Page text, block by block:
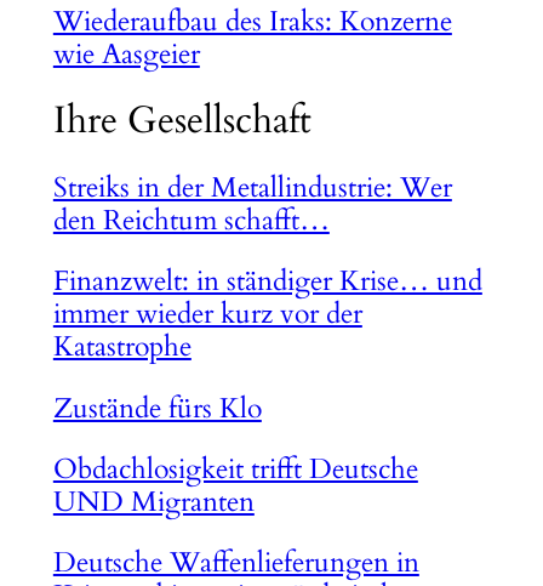
Wiederaufbau des Iraks: Konzerne
wie Aasgeier
Ihre Gesellschaft
Streiks in der Metallindustrie: Wer
den Reichtum schafft…
Finanzwelt: in ständiger Krise… und
immer wieder kurz vor der
Katastrophe
Zustände fürs Klo
Obdachlosigkeit trifft Deutsche
UND Migranten
Deutsche Waffenlieferungen in